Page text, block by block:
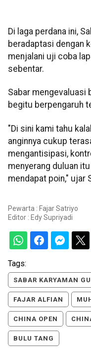
Di laga perdana ini,
beradaptasi dengan
menjalani uji coba
sebentar.
Sabar mengevaluasi
begitu berpengaruh
"Di sini kami tahu
anginnya cukup
mengantisipasi,
menyerang duluan
mendapat poin," ujar
Pewarta : Fajar Satriyo
Editor : Edy Supriyadi
Tags:
SABAR KARYAMAN
FAJAR ALFIAN
CHINA OPEN
BULU TANG